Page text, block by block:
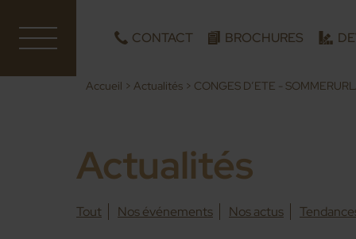
CONTACT BROCHURES
Accueil > Actualités > CONGES D’ETE -
Actualités
Tout Nos événements Nos actus